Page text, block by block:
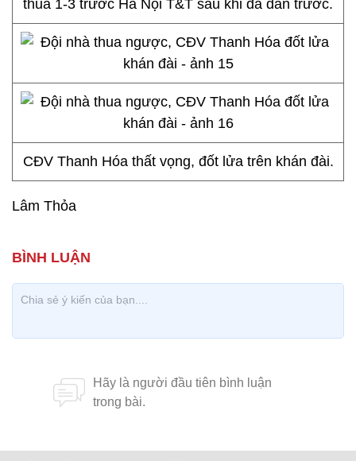
thua 1-3 trước Hà Nội T&T sau khi đã dẫn trước.
CĐV Thanh Hóa thất vọng, đốt lửa trên khán đài.
Lâm Thỏa